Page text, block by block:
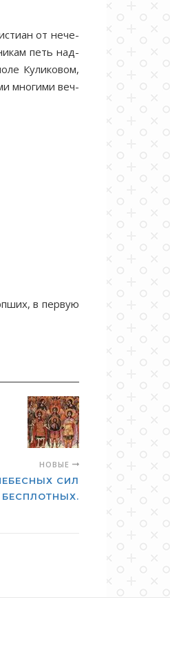
от нече­
петь над­
Ку­ли­ко­вом,
мно­ги­ми веч­
в первую
НОВЫЕ
СИЛ
БЕСПЛОТНЫХ.